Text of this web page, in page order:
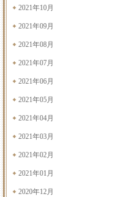
2021年10月
2021年09月
2021年08月
2021年07月
2021年06月
2021年05月
2021年04月
2021年03月
2021年02月
2021年01月
2020年12月